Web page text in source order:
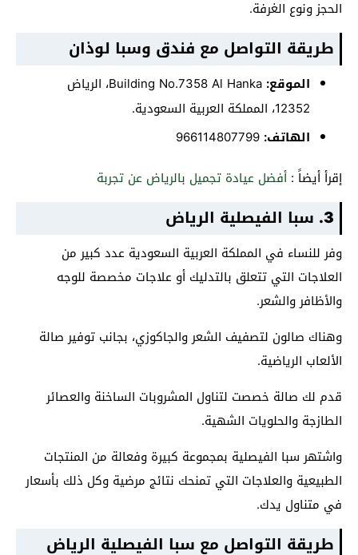
الحجز ونوع الغرفة.
طريقة التواصل مع فندق وسبا لوذان
الموقع:
Building No.7358 Al Hanka، الرياض
12352، المملكة العربية السعودية.
الهاتف:
إقرأ أيضاً : أفضل عيادة تجميل بالرياض عن تجربة
3. سبا الفيصلية الرياض
وفر للنساء في المملكة العربية السعودية عدد كبير من
العلاجات التي تتعلق بالتدليك أو علاجات مخصصة للوجه
والأظافر والشعر.
وهناك صالون لتصفيف الشعر والجاكوزي، بجانب توفير صالة
الألعاب الرياضية.
قدم لك صالة خصصت لتناول المشروبات الساخنة والعصائر
الطازجة والحلويات الشهية.
واشتهر سبا الفيصلية بمجموعة كبيرة وفعالة من المنتجات
الطبيعية والعلاجات التي تمنحك نتائج مرضية وكل ذلك بأسعار
في متناول يدك.
طريقة التواصل مع سبا الفيصلية الرياض